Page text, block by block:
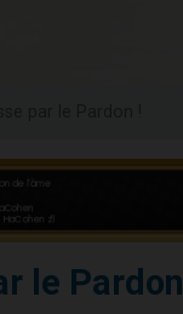
le Pardon